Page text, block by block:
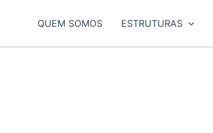
QUEM SOMOS ESTRUTURAS